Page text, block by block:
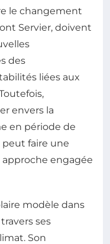
le changement
Servier, doivent
des
liées aux
envers la
en période de
faire une
engagée
modèle dans
ses
Son